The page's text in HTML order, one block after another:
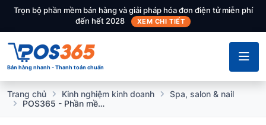
Trọn bộ phần mềm bán hàng và giải pháp hóa đơn điện tử miễn phí
đến hết 2028
XEM CHI TIẾT
Bán hàng nhanh - Thanh toán chuẩn
Trang chủ Kinh nghiệm kinh doanh
Spa, salon & nail
POS365 - Phần mềm quản lý bán hàng Spa chuyên nghiệp hàng đầu